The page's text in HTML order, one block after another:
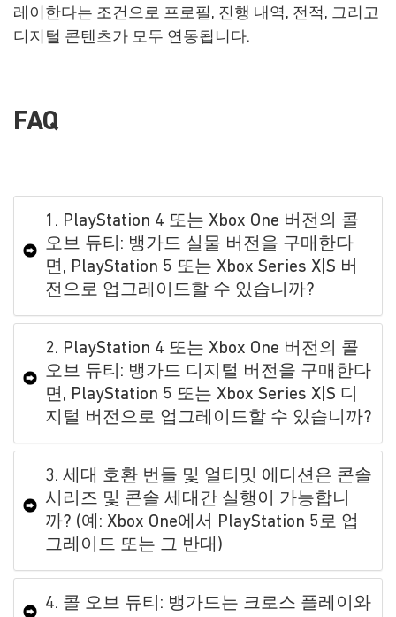
레이한다는 조건으로 프로필, 진행 내역, 전적, 그리고
디지털 콘텐츠가 모두 연동됩니다.
FAQ
1. PlayStation 4 또는 Xbox One 버전의 콜
오브 듀티: 뱅가드 실물 버전을 구매한다
면, PlayStation 5 또는 Xbox Series X|S 버
전으로 업그레이드할 수 있습니까?
2. PlayStation 4 또는 Xbox One 버전의 콜
오브 듀티: 뱅가드 디지털 버전을 구매한다
면, PlayStation 5 또는 Xbox Series X|S 디
지털 버전으로 업그레이드할 수 있습니까?
3. 세대 호환 번들 및 얼티밋 에디션은 콘솔
시리즈 및 콘솔 세대간 실행이 가능합니
까? (예: Xbox One에서 PlayStation 5로 업
그레이드 또는 그 반대)
4. 콜 오브 듀티: 뱅가드는 크로스 플레이와